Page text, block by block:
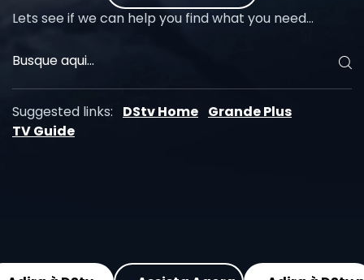
Lets see if we can help you find what you need…
Suggested links: DStv Home Grande Plus
TV Guide